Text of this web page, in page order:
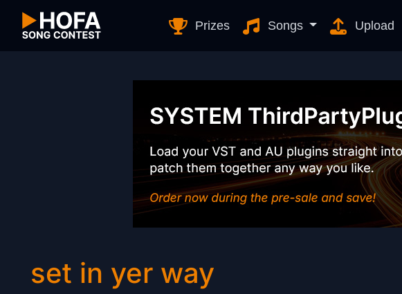
Prizes Songs Upload
set in yer way